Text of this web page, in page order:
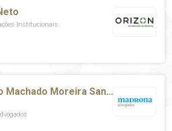
Institucionais
Rodrigo Machado Moreira Santos